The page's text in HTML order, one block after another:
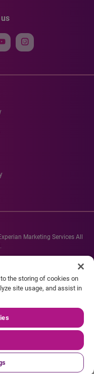
Marketing Services All
service marks or registered
of their respective
the storing of cookies on
site usage, and assist in